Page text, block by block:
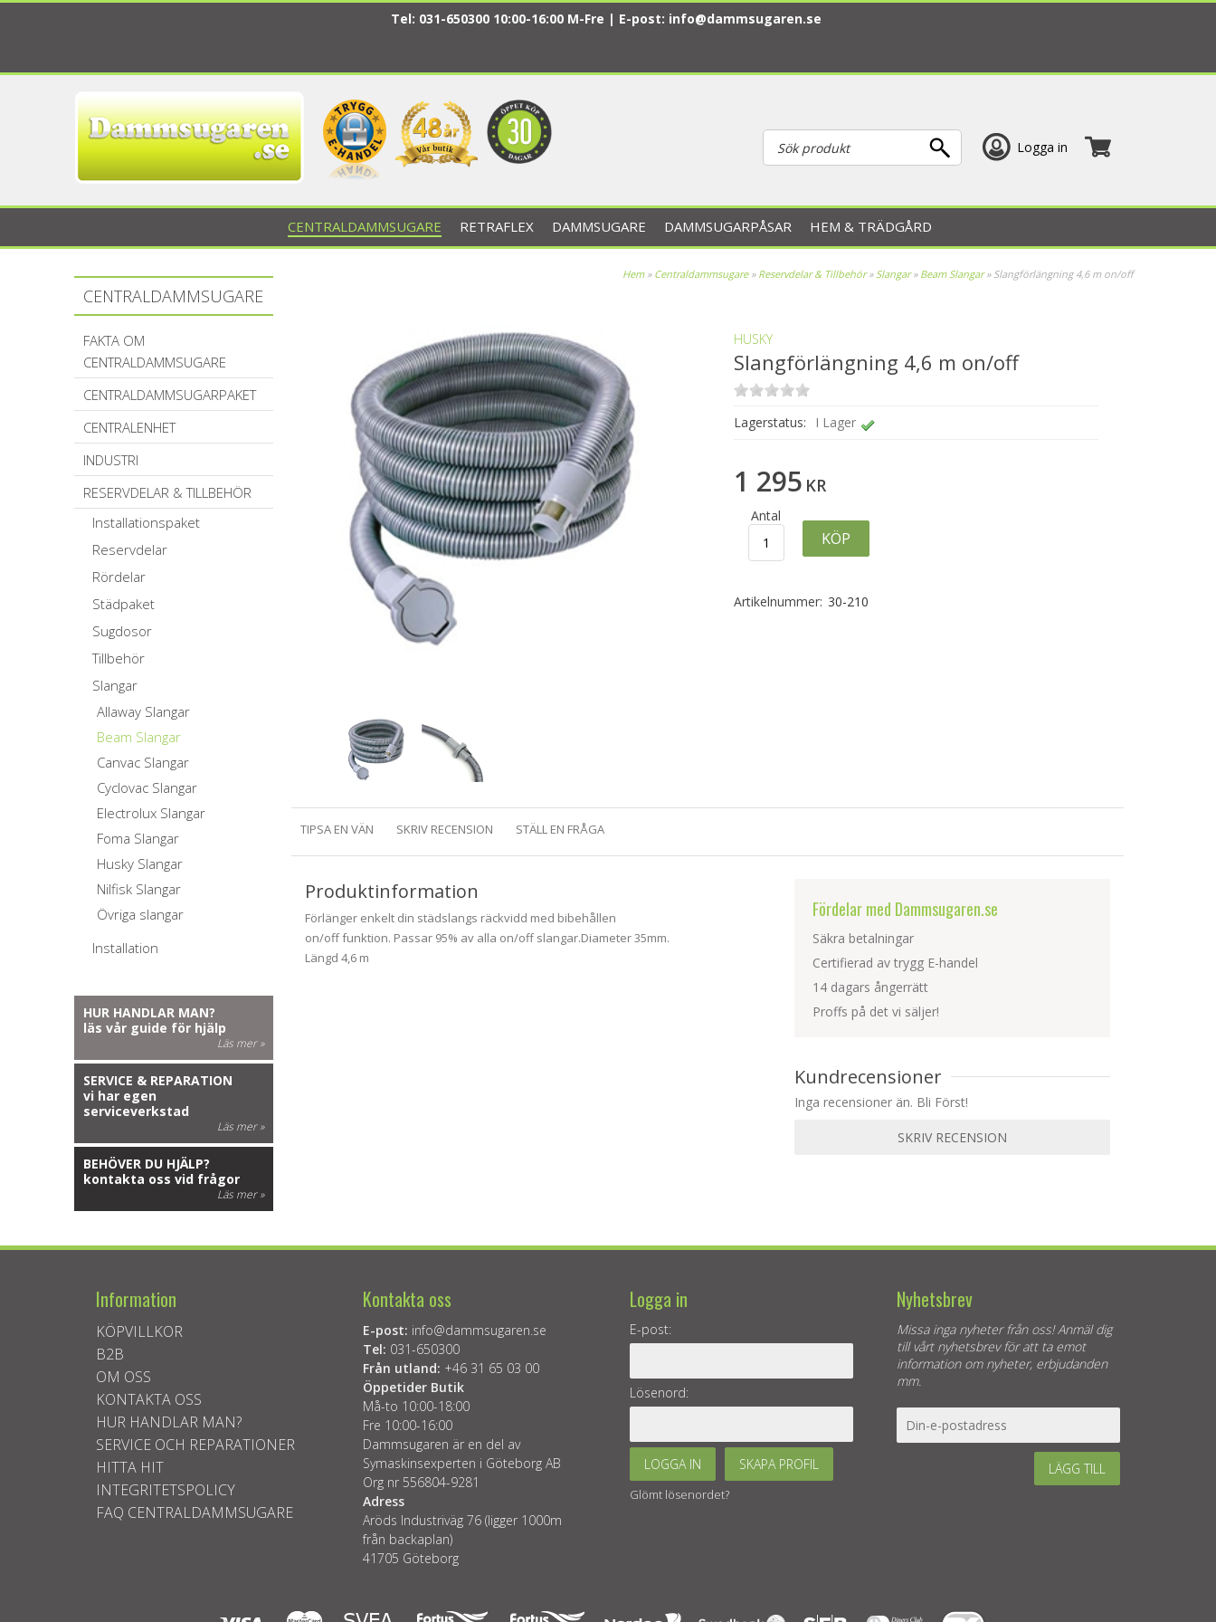
Tel: 031-650300 10:00-16:00 M-Fre | E-post: info@dammsugaren.se
Logga in
CENTRALDAMMSUGARE RETRAFLEX DAMMSUGARE DAMMSUGARPÅSAR HEM & TRÄDGÅRD
CENTRALDAMMSUGARE
FAKTA OM
CENTRALDAMMSUGARE
CENTRALDAMMSUGARPAKET
CENTRALENHET
INDUSTRI
RESERVDELAR & TILLBEHÖR
Installationspaket
Reservdelar
Rördelar
Städpaket
Sugdosor
Tillbehör
Slangar
Allaway Slangar
Beam Slangar
Canvac Slangar
Cyclovac Slangar
Electrolux Slangar
Foma Slangar
Husky Slangar
Nilfisk Slangar
Övriga slangar
Installation
HUR HANDLAR MAN?
läs vår guide för hjälp
Läs mer »
SERVICE & REPARATION
vi har egen
serviceverkstad
Läs mer »
BEHÖVER DU HJÄLP?
kontakta oss vid frågor
Läs mer »
Hem» Centraldammsugare» Reservdelar & Tillbehör»Slangar» Beam Slangar» Slangförlängning 4,6 m on/off
HUSKY
Slangförlängning 4,6 m on/off
Lagerstatus: I Lager
1 295 KR
Antal
KÖP
Artikelnummer: 30-210
TIPSA EN VÄN SKRIV RECENSION STÄLL EN FRÅGA
Produktinformation
Förlänger enkelt din städslangs räckvidd med bibehållen
on/off funktion. Passar 95% av alla on/off slangar.Diameter 35mm.
Längd 4,6 m
Fördelar med Dammsugaren.se
Säkra betalningar
Certifierad av trygg E-handel
14 dagars ångerrätt
Proffs på det vi säljer!
Kundrecensioner
Inga recensioner än. Bli Först!
SKRIV RECENSION
Information
KÖPVILLKOR
B2B
OM OSS
KONTAKTA OSS
HUR HANDLAR MAN?
SERVICE OCH REPARATIONER
HITTA HIT
INTEGRITETSPOLICY
FAQ CENTRALDAMMSUGARE
Kontakta oss
E-post: info@dammsugaren.se
Tel: 031-650300
Från utland: +46 31 65 03 00
Öppetider Butik
Må-to 10:00-18:00
Fre 10:00-16:00
Dammsugaren är en del av
Symaskinsexperten i Göteborg AB
Org nr 556804-9281
Adress
Aröds Industriväg 76 (ligger 1000m
från backaplan)
41705 Göteborg
Logga in
E-post:
Lösenord:
LOGGA IN SKAPA PROFIL
Glömt lösenordet?
Nyhetsbrev
Missa inga nyheter från oss! Anmäl dig
till vårt nyhetsbrev för att ta emot
information om nyheter, erbjudanden
mm.
LÄGG TILL